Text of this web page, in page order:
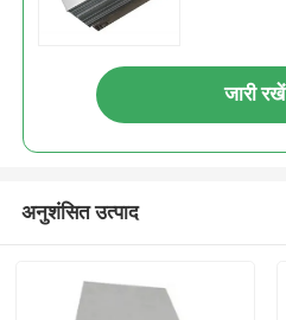
जारी रखें
अनुशंसित उत्पाद